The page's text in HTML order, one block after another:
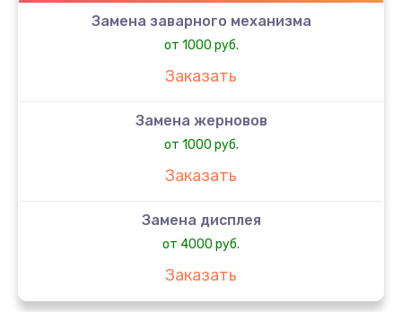
Замена заварного механизма
от 1000 руб.
Заказать
Замена жерновов
от 1000 руб.
Заказать
Замена дисплея
от 4000 руб.
Заказать